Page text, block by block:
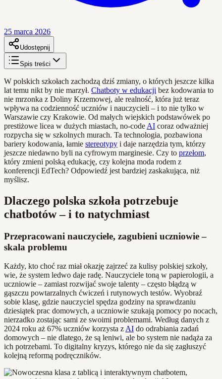
25 marca 2026
Udostępnij
Spis treści
W polskich szkołach zachodzą dziś zmiany, o których jeszcze kilka
lat temu nikt by nie marzył. Chatboty w edukacji bez kodowania to
nie mrzonka z Doliny Krzemowej, ale realność, która już teraz
wpływa na codzienność uczniów i nauczycieli – i to nie tylko w
Warszawie czy Krakowie. Od małych wiejskich podstawówek po
prestiżowe licea w dużych miastach, no-code AI coraz odważniej
rozpycha się w szkolnych murach. Ta technologia, pozbawiona
bariery kodowania, łamie stereotypy i daje narzędzia tym, którzy
jeszcze niedawno byli na cyfrowym marginesie. Czy to przełom,
który zmieni polską edukację, czy kolejna moda rodem z
konferencji EdTech? Odpowiedź jest bardziej zaskakująca, niż
myślisz.
Dlaczego polska szkoła potrzebuje
chatbotów – i to natychmiast
Przepracowani nauczyciele, zagubieni uczniowie –
skala problemu
Każdy, kto choć raz miał okazję zajrzeć za kulisy polskiej szkoły,
wie, że system ledwo daje radę. Nauczyciele toną w papierologii, a
uczniowie – zamiast rozwijać swoje talenty – często błądzą w
gąszczu powtarzalnych ćwiczeń i rutynowych testów. Wyobraź
sobie klasę, gdzie nauczyciel spędza godziny na sprawdzaniu
dziesiątek prac domowych, a uczniowie szukają pomocy po nocach,
nierzadko zostając sami ze swoimi problemami. Według danych z
2024 roku aż 67% uczniów korzysta z AI do odrabiania zadań
domowych – nie dlatego, że są leniwi, ale bo system nie nadąża za
ich potrzebami. To digitalny kryzys, którego nie da się zagłuszyć
kolejną reformą podręczników.